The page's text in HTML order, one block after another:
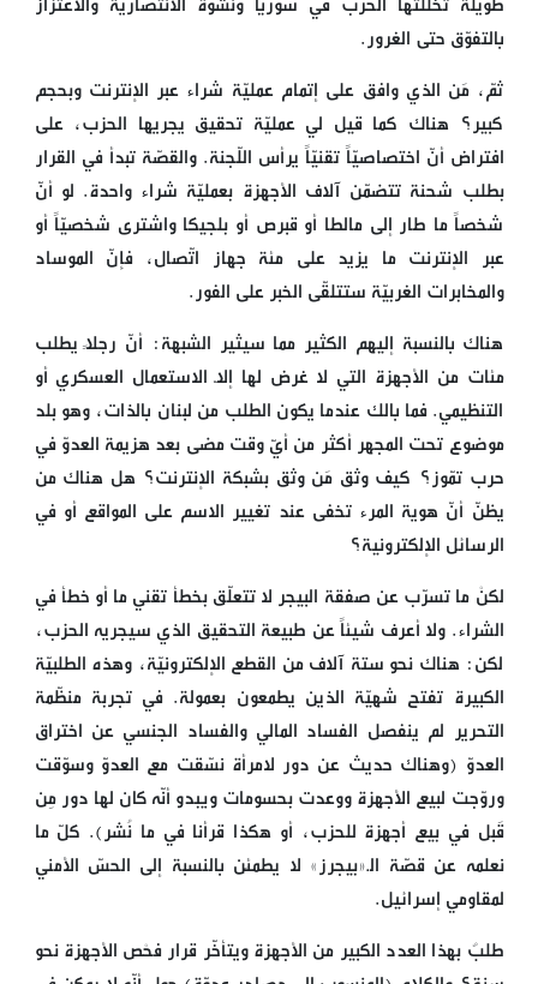
بالتفوّق حتى الغرور.
ثمّ، مَن الذي وافق على إتمام عمليّة شراء عبر الإنترنت وبحجم
كبير؟ هناك كما قيل لي عمليّة تحقيق يجريها الحزب، على
افتراض أنّ اختصاصيّاً تقنيّاً يرأس اللّجنة. والقصّة تبدأ في القرار
بطلب شحنة تتضمّن آلاف الأجهزة بعمليّة شراء واحدة. لو أنّ
شخصاً ما طار إلى مالطا أو قبرص أو بلجيكا واشترى شخصيّاً أو
عبر الإنترنت ما يزيد على مئة جهاز اتّصال، فإنّ الموساد
والمخابرات الغربيّة ستتلقّى الخبر على الفور.
هناك بالنسبة إليهم الكثير مما سيثير الشبهة: أنّ رجلاً يطلب
مئات من الأجهزة التي لا غرض لها إلّا الاستعمال العسكري أو
التنظيمي. فما بالك عندما يكون الطلب من لبنان بالذات، وهو بلد
موضوع تحت المجهر أكثر من أيّ وقت مضى بعد هزيمة العدوّ في
حرب تمّوز؟ كيف وثق مَن وثق بشبكة الإنترنت؟ هل هناك من
يظنّ أنّ هوية المرء تخفى عند تغيير الاسم على المواقع أو في
الرسائل الإلكترونية؟
لكنْ ما تسرّب عن صفقة البيجر لا تتعلّق بخطأ تقني ما أو خطأ في
الشراء. ولا أعرف شيئاً عن طبيعة التحقيق الذي سيجريه الحزب،
لكن: هناك نحو ستة آلاف من القطع الإلكترونيّة، وهذه الطلبيّة
الكبيرة تفتح شهيّة الذين يطمعون بعمولة. في تجربة منظّمة
التحرير لم ينفصل الفساد المالي والفساد الجنسي عن اختراق
العدوّ (وهناك حديث عن دور لامرأة نسّقت مع العدوّ وسوّقت
وروّجت لبيع الأجهزة ووعدت بحسومات ويبدو أنّه كان لها دور مِن
قَبل في بيع أجهزة للحزب، أو هكذا قرأنا في ما نُشر). كلّ ما
نعلمه عن قصّة الـ«بيجرز» لا يطمئِن بالنسبة إلى الحسّ الأمني
لمقاومي إسرائيل.
طلبٌ بهذا العدد الكبير من الأجهزة ويتأخّر قرار فحْص الأجهزة نحو